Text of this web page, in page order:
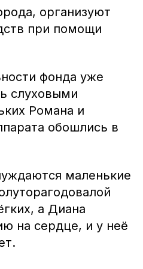
организуют
при помощи
фонда уже
слуховыми
Романа и
обошлись в
маленькие
а Диана
на сердце, и у неё